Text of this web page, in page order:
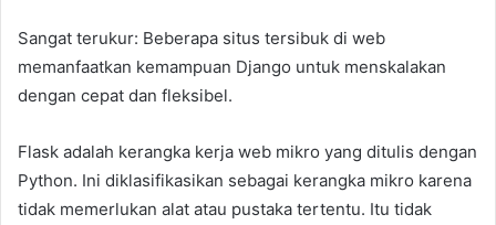
Sangat terukur: Beberapa situs tersibuk di web
memanfaatkan kemampuan Django untuk menskalakan
dengan cepat dan fleksibel.
Flask adalah kerangka kerja web mikro yang ditulis dengan
Python. Ini diklasifikasikan sebagai kerangka mikro karena
tidak memerlukan alat atau pustaka tertentu. Itu tidak